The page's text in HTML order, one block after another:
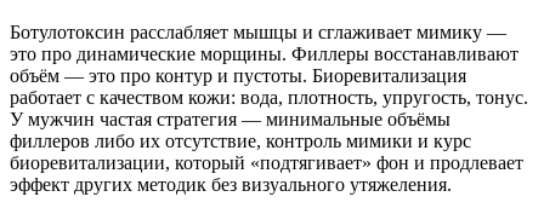
Ботулотоксин расслабляет мышцы и сглаживает мимику —
это про динамические морщины. Филлеры восстанавливают
объём — это про контур и пустоты. Биоревитализация
работает с качеством кожи: вода, плотность, упругость, тонус.
У мужчин частая стратегия — минимальные объёмы
филлеров либо их отсутствие, контроль мимики и курс
биоревитализации, который «подтягивает» фон и продлевает
эффект других методик без визуального утяжеления.